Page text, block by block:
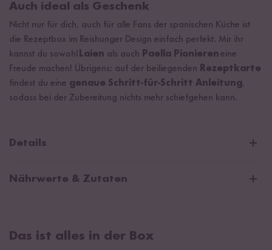
Auch ideal als Geschenk
Nicht nur für dich, auch für alle Fans der spanischen Küche ist
die Rezeptbox im Reishunger Design einfach perfekt. Mir ihr
kannst du sowohl
Laien als auch Paella Pioniereneine
Freude machen! Übrigens: auf der beiliegenden Rezeptkarte
findest du eine genaue Schritt-für-Schritt Anleitung,
sodass bei der Zubereitung nichts mehr schiefgehen kann.
Details
Nährwerte & Zutaten
Das ist alles in der Box